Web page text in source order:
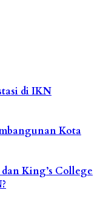
di IKN
Kota
King’s College